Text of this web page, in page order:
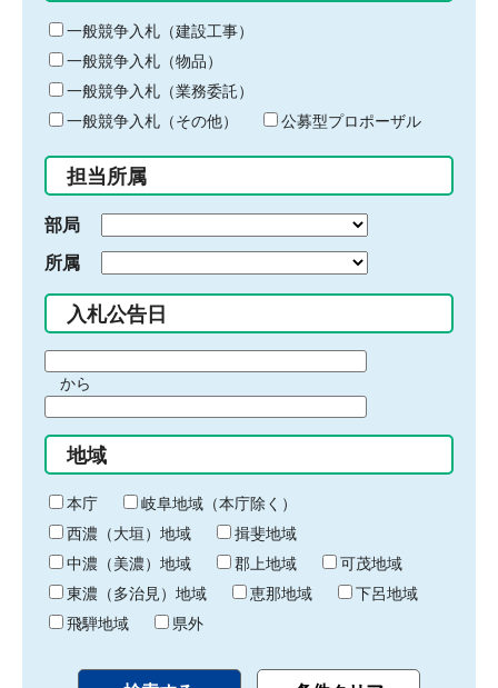
キ
ー
ワ
ー
ド
入
力
一般競争入札（建設工事）
一般競争入札（物品）
一般競争入札（業務委託）
一般競争入札（その他）
公募型プロポーザル
担当所属
部局
所属
入札公告日
間
始
り
から
間
終
わ
り
地域
本庁
岐阜地域（本庁除く）
西濃（大垣）地域
揖斐地域
中濃（美濃）地域
郡上地域
可茂地域
東濃（多治見）地域
恵那地域
下呂地域
飛騨地域
県外